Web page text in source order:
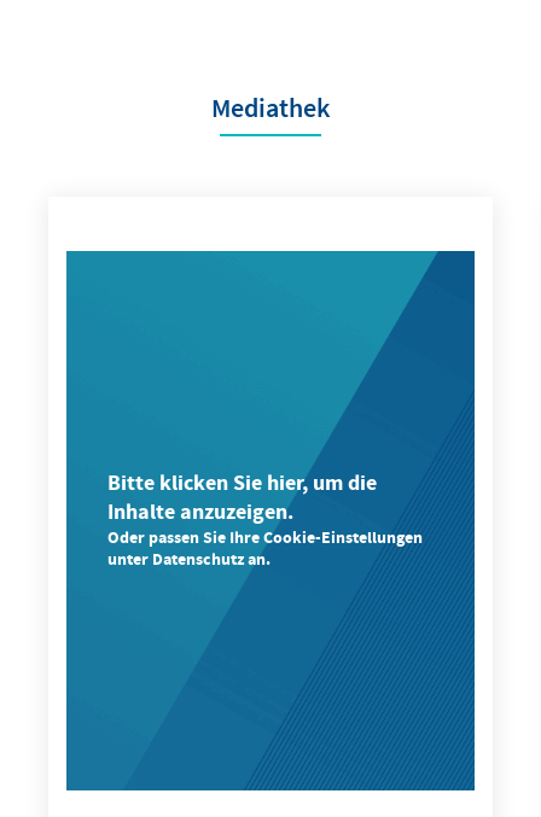
Mediathek
Bitte klicken Sie hier, um die
Inhalte anzuzeigen.
Oder passen Sie Ihre Cookie-Einstellungen
unter Datenschutz an.